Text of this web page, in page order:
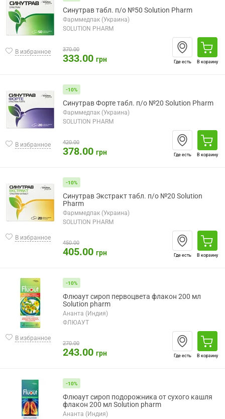
В избранное
Синутрав табл. п/о №50 Solution Pharm
Фарммедпак (Украина)
SOLUTION PHARM
370.00
333.00 грн Где есть В корзину
В избранное
-10%
Синутрав Форте табл. п/о №20 Solution Pharm
Фарммедпак (Украина)
SOLUTION PHARM
420.00
378.00 грн Где есть В корзину
В избранное
-10%
Синутрав Экстракт табл. п/о №20 Solution
Pharm
Фарммедпак (Украина)
SOLUTION PHARM
450.00
405.00 грн Где есть В корзину
В избранное
-10%
Флюаут сироп первоцвета флакон 200 мл
Solution pharm
Ананта (Индия)
ФЛЮАУТ
270.00
243.00 грн Где есть В корзину
-10%
Флюаут сироп подорожника от сухого кашля
флакон 200 мл Solution pharm
Ананта (Индия)